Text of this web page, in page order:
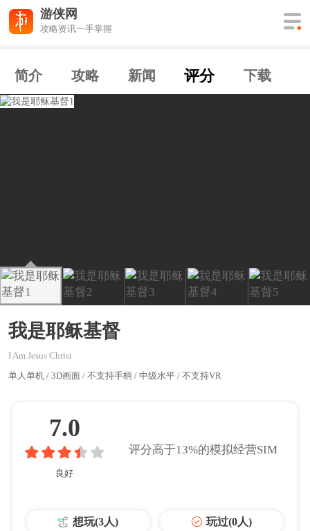
游侠网
攻略资讯一手掌握
简介 攻略 新闻 评分 下载
我是耶稣基督
I Am Jesus Christ
单人单机 / 3D画面 / 不支持手柄 / 中级水平 / 不支持VR
7.0
良好
评分高于13%的模拟经营SIM
想玩(3人) 玩过(0人)